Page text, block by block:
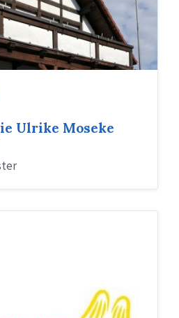
Ulrike Moseke